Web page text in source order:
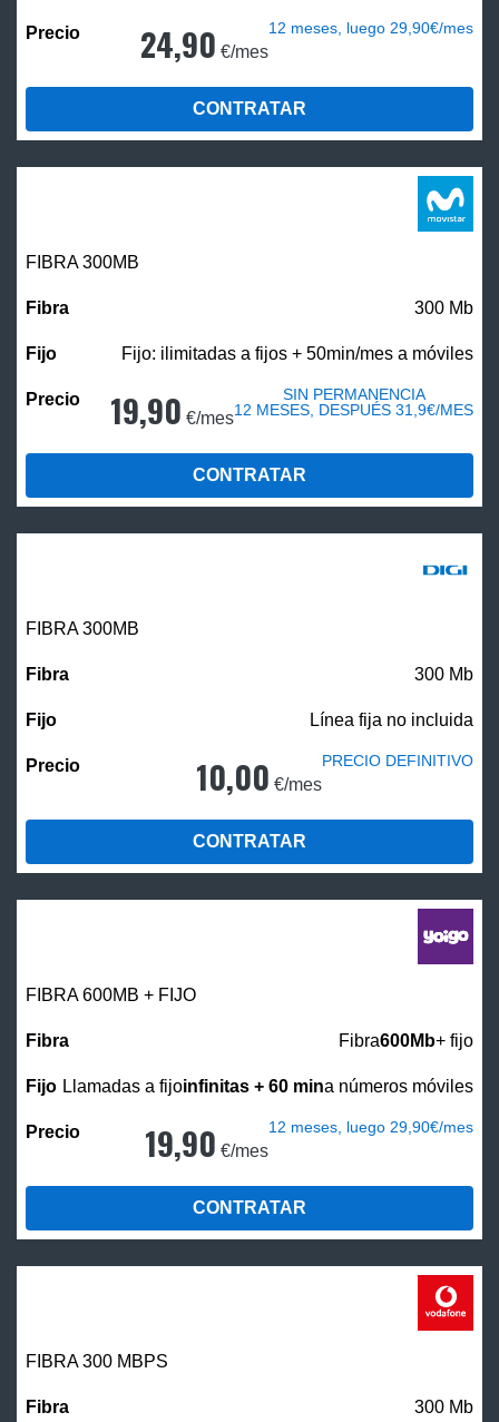
24,90 €/mes
12 meses, luego 29,90€/mes
CONTRATAR
FIBRA 300MB
300 Mb
Fijo: ilimitadas a fijos + 50min/mes a móviles
19,90 €/mes
SIN PERMANENCIA
12 MESES, DESPUÉS 31,9€/MES
CONTRATAR
FIBRA 300MB
300 Mb
Línea fija no incluida
10,00 €/mes
PRECIO DEFINITIVO
CONTRATAR
FIBRA 600MB + FIJO
Fibra600Mb+ fijo
Llamadas a fijoinfinitas + 60 mina números móviles
19,90 €/mes
12 meses, luego 29,90€/mes
CONTRATAR
FIBRA 300 MBPS
300 Mb